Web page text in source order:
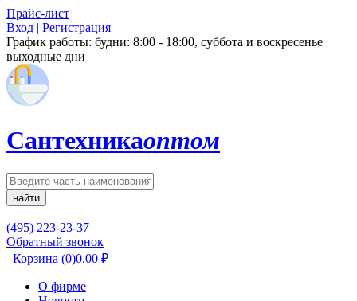
Прайс-лист
Вход | Регистрация
График работы: будни: 8:00 - 18:00, суббота и воскресенье
выходные дни
Сантехникаоптом
найти
(495) 223-23-37
Обратный звонок
Корзина (0)0.00 ₽
О фирме